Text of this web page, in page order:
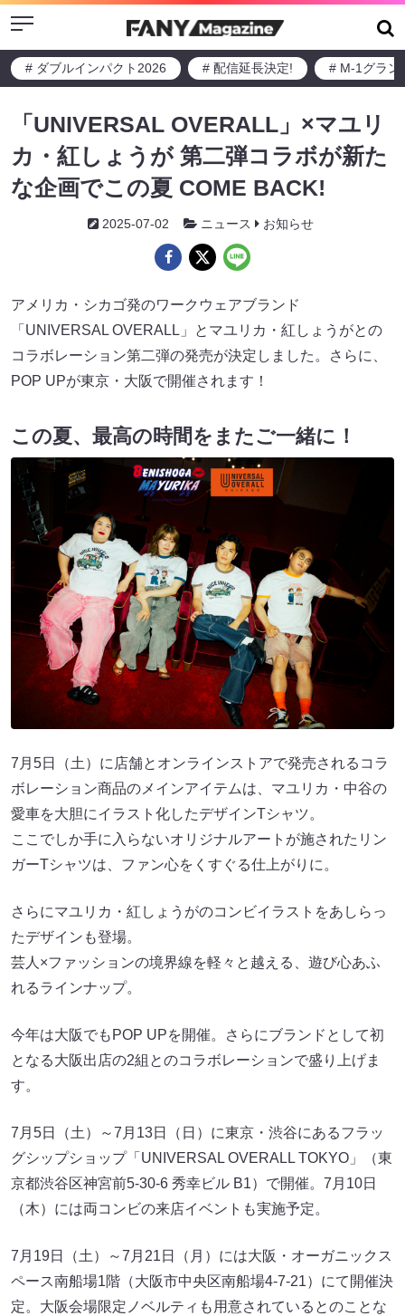
Menu
# ダブルインパクト2026 # 配信延長決定! # M-1グラン
「UNIVERSAL OVERALL」×マユリ
カ・紅しょうが 第二弾コラボが新た
な企画でこの夏 COME BACK!
2025-07-02 ニュース お知らせ
アメリカ・シカゴ発のワークウェアブランド
「UNIVERSAL OVERALL」とマユリカ・紅しょうがとの
コラボレーション第二弾の発売が決定しました。さらに、
POP UPが東京・大阪で開催されます！
この夏、最高の時間をまたご一緒に！
7月5日（土）に店舗とオンラインストアで発売されるコラ
ボレーション商品のメインアイテムは、マユリカ・中谷の
愛車を大胆にイラスト化したデザインTシャツ。
ここでしか手に入らないオリジナルアートが施されたリン
ガーTシャツは、ファン心をくすぐる仕上がりに。
さらにマユリカ・紅しょうがのコンビイラストをあしらっ
たデザインも登場。
芸人×ファッションの境界線を軽々と越える、遊び心あふ
れるラインナップ。
今年は大阪でもPOP UPを開催。さらにブランドとして初
となる大阪出店の2組とのコラボレーションで盛り上げま
す。
7月5日（土）～7月13日（日）に東京・渋谷にあるフラッ
グシップショップ「UNIVERSAL OVERALL TOKYO」（東
京都渋谷区神宮前5-30-6 秀幸ビル B1）で開催。7月10日
（木）には両コンビの来店イベントも実施予定。
7月19日（土）～7月21日（月）には大阪・オーガニックス
ペース南船場1階（大阪市中央区南船場4-7-21）にて開催決
定。大阪会場限定ノベルティも用意されているとのことな